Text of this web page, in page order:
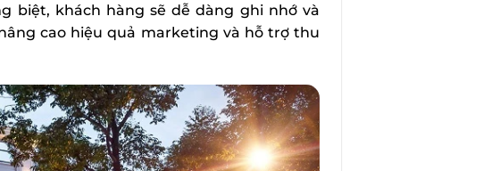
biệt, khách hàng sẽ dễ dàng ghi nhớ và
cao hiệu quả marketing và hỗ trợ thu